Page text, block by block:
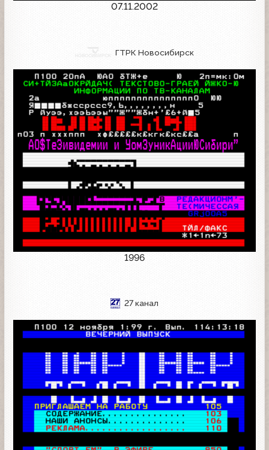
07.11.2002
ГТРК Новосибирск
1996
27 канал